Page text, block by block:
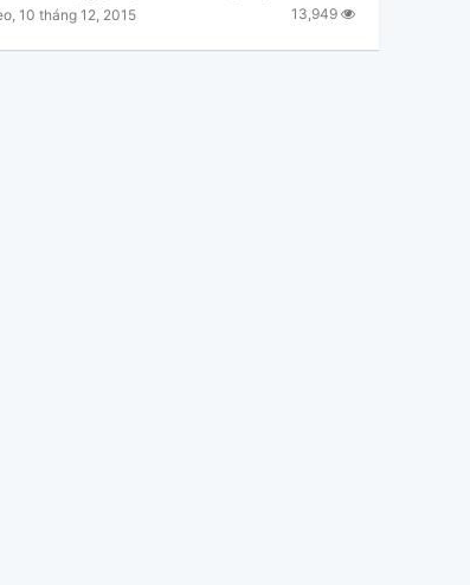
, 10 tháng 12, 2015 13,949